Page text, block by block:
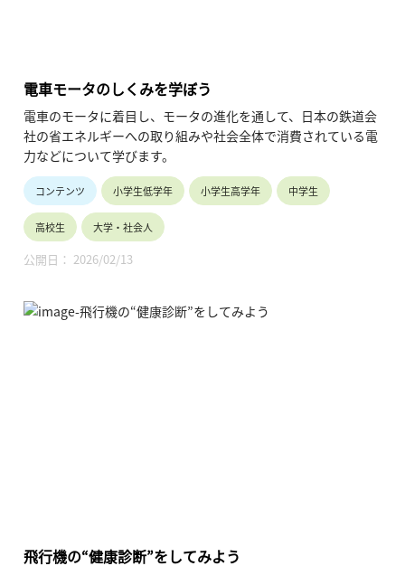
電車モータのしくみを学ぼう
電車のモータに着目し、モータの進化を通して、日本の鉄道会
社の省エネルギーへの取り組みや社会全体で消費されている電
力などについて学びます。
コンテンツ 小学生低学年 小学生高学年 中学生
高校生 大学・社会人
公開日： 2026/02/13
飛行機の“健康診断”をしてみよう